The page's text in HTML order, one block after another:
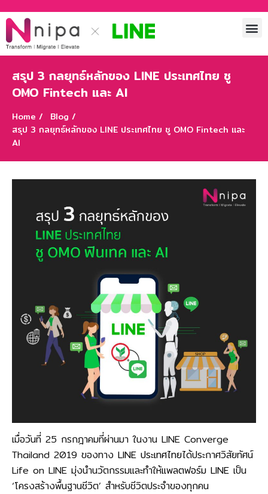
สรุป 3 กลยุทธ์หลักของ LINE ประเทศไทย ชู
OMO Fintech และ AI
Home /
Blog /
สรุป 3 กลยุทธ์หลักของ LINE ประเทศไทย ชู OMO Fintech และ
AI
เมื่อวันที่ 25 กรกฎาคมที่ผ่านมา ในงาน LINE Converge
Thailand 2019 ของทาง LINE ประเทศไทยได้ประกาศวิสัยทัศน์
Life on LINE มุ่งนำนวัตกรรมและทำให้แพลตฟอร์ม LINE เป็น
‘โครงสร้างพื้นฐานชีวิต’ สำหรับชีวิตประจำของทุกคน